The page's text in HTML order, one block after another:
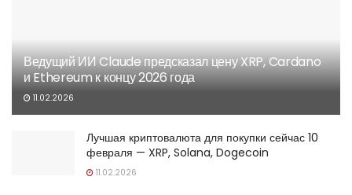
Ведущий ИИ Claude предсказал цену XRP, Cardano
и Ethereum к концу 2026 года
11.02.2026
Лучшая криптовалюта для покупки сейчас 10
февраля — XRP, Solana, Dogecoin
11.02.2026